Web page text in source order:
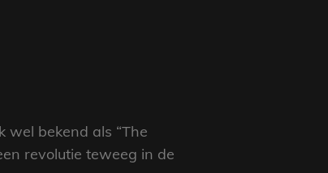
wel bekend als “The
revolutie teweeg in de